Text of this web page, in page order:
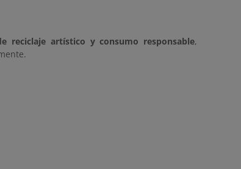
reciclaje artístico y consumo responsable,